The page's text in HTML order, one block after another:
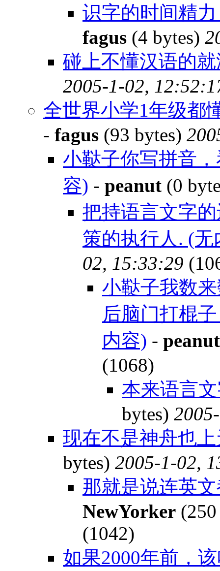
识字的时间精
fagus (4 bytes)
碰上不懂汉语的
2005-1-02,
全世界小学1年级都
- fagus (93 bytes)
小鞑子你写拼音
容) - peanut (0
把持语言文字
策的执行人. (无
02, 15:33:29
小鞑子我数
后脑门打棍
内容) - peanut
(1068)
本来语言
bytes)
现在不是神舟也
bytes) 2005-1-02,
那就是说连英
NewYorker
(1042)
如果2000年前，